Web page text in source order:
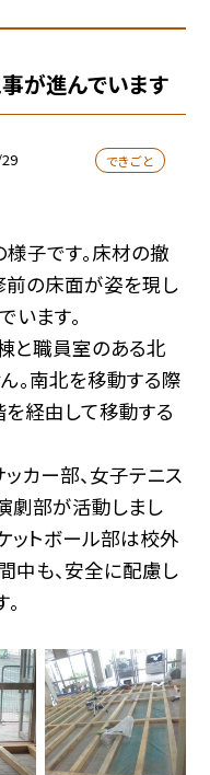
が進んでいます
できごと
子です。床材の撤
前の床面が姿を現し
います。
と職員室のある北
。南北を移動する際
を経由して移動する
カー部、女子テニス
劇部が活動しまし
ットボール部は校外
中も、安全に配慮し